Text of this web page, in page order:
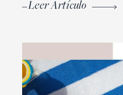
Leer Artículo